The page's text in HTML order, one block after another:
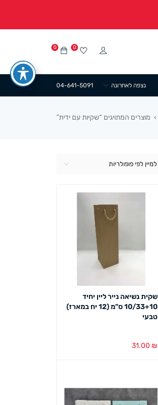
0 0
04-641-5091 נצפה לאחרונה
› מוצרים המתויגים “שקיות עם ידית”
למיין לפי פופולריות
שקית נשיאה נייר ליין יחיד
10/33+10 ס"מ (12 יח במארז)
טבעי
31.00 ₪